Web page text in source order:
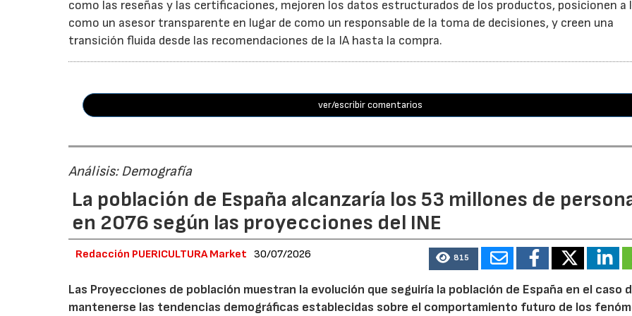
como las reseñas y las certificaciones, mejoren los datos estructurados de los productos, posicionen a
como un asesor transparente en lugar de como un responsable de la toma de decisiones, y creen una
transición fluida desde las recomendaciones de la IA hasta la compra.
ver/escribir comentarios
Análisis: Demografía
La población de España alcanzaría los 53 millones de
en 2076 según las proyecciones del INE
Redacción PUERICULTURA Market 30/07/2026 815
Las Proyecciones de población muestran la evolución que seguiría la población de España en el caso
mantenerse las tendencias demográficas establecidas sobre el comportamiento futuro de los